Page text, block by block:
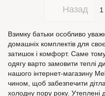
Назад 1
Взимку батьки особливо
домашніх комплектів для
затишок і комфорт. Саме
одягу варто замовити теплі
нашого інтернет-магазину
чином, щоб забезпечити
холодну пору року. Утеплені